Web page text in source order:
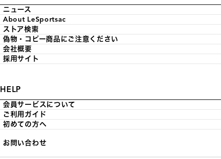
ニュース
About LeSportsac
ストア検索
偽物・コピー商品にご注意ください
会社概要
採用サイト
HELP
会員サービスについて
ご利用ガイド
初めての方へ
お問い合わせ